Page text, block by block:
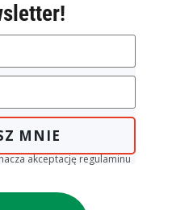
MNIE
akceptację regulaminu